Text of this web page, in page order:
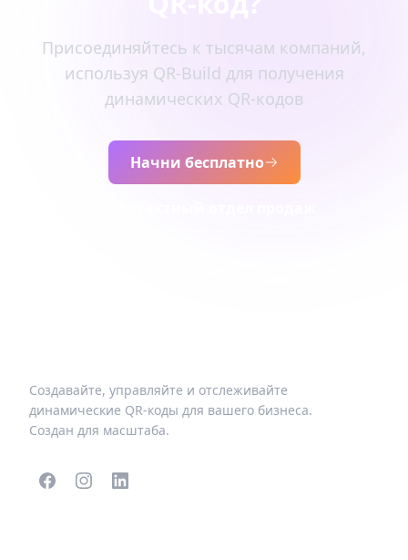
Присоединяйтесь к тысячам компаний,
используя QR-Build для получения
динамических QR-кодов
Начни бесплатно
Создавайте, управляйте и отслеживайте
динамические QR-коды для вашего бизнеса.
Создан для масштаба.